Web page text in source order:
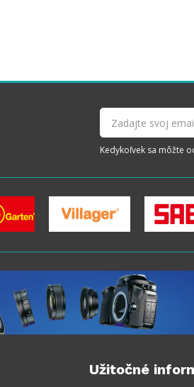
Kedykoľvek sa môžte
Užitočné